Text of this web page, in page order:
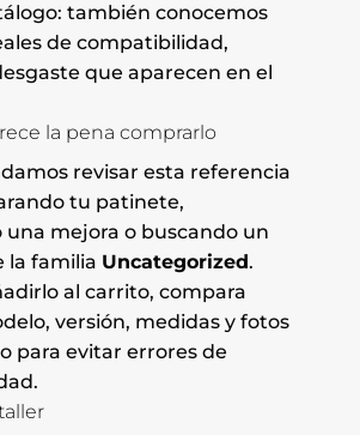
también conocemos
de compatibilidad,
que aparecen en el
la pena comprarlo
revisar esta referencia
tu patinete,
una mejora o buscando un
la familia Uncategorized.
al carrito, compara
versión, medidas y fotos
para evitar errores de